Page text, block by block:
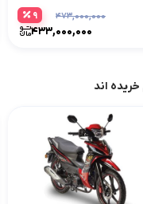
473,000,000
433,000,000
9
اند